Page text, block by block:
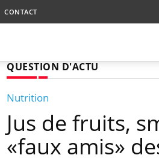
CONTACT
QUESTION D'ACTU
Nutrition
Jus de fruits,
«faux amis»